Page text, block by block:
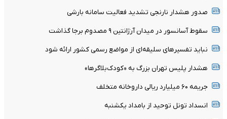
صدور هشدار نارنجی تشدید فعالیت سامانه بارشی
سقوط آسانسور در میدان آرژانتین ۹ مصدوم برجا گذاشت
نباید تفسیرهای سلیقه‌ای از مواضع رسمی کشور ارائه شود
هشدار پلیس تهران بزرگ به «کودک‌بلاگرها»
جریمه ۶۰ میلیارد ریالی داروخانه متخلف
انسداد تونل توحید از بامداد یکشنبه